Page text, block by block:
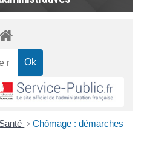
> Chômage : démarches